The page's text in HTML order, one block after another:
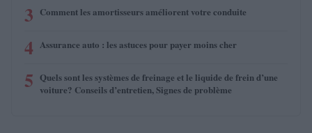
3 Comment les amortisseurs améliorent votre conduite
4 Assurance auto : les astuces pour payer moins cher
5 Quels sont les systèmes de freinage et le liquide de frein d’une
voiture? Conseils d’entretien, Signes de problème